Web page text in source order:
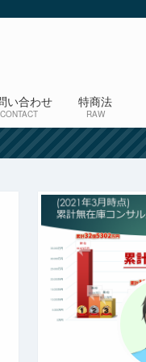
い合わせ
CONTACT
特商法
RAW